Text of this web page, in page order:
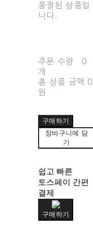
품절된 상품입
니다.
주문 수량
0
개
총 상품 금액 0
원
구매하기
장바구니에 담
기
쉽고 빠른
토스페이 간편
결제
구매하기